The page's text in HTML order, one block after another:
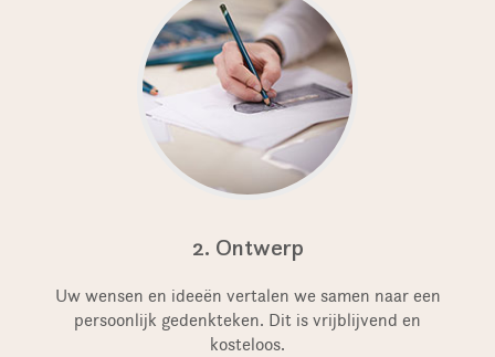
2. Ontwerp
Uw wensen en ideeën vertalen we samen naar een
persoonlijk gedenkteken. Dit is vrijblijvend en
kosteloos.